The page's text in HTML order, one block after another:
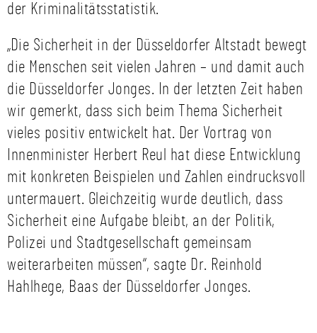
der Kriminalitätsstatistik.
„Die Sicherheit in der Düsseldorfer Altstadt bewegt
die Menschen seit vielen Jahren – und damit auch
die Düsseldorfer Jonges. In der letzten Zeit haben
wir gemerkt, dass sich beim Thema Sicherheit
vieles positiv entwickelt hat. Der Vortrag von
Innenminister Herbert Reul hat diese Entwicklung
mit konkreten Beispielen und Zahlen eindrucksvoll
untermauert. Gleichzeitig wurde deutlich, dass
Sicherheit eine Aufgabe bleibt, an der Politik,
Polizei und Stadtgesellschaft gemeinsam
weiterarbeiten müssen“, sagte Dr. Reinhold
Hahlhege, Baas der Düsseldorfer Jonges.